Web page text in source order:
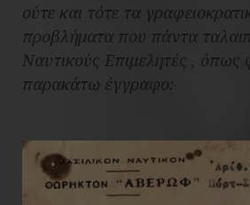
ούτε και τότε τα
προβλήματα που πάντα
Ναυτικούς Επιμελητές , όπως
παρακάτω έγγραφο: